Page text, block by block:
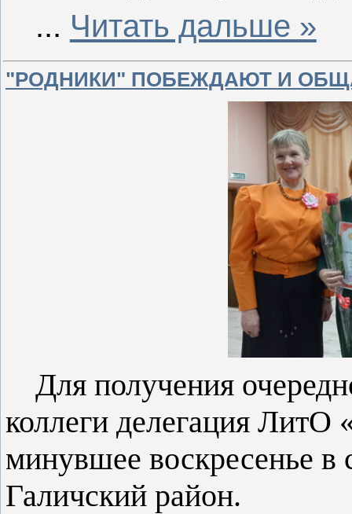
... Читать дальше »
"РОДНИКИ" ПОБЕЖДАЮТ И
Для получения
коллеги делегация ЛитО
минувшее воскресенье
Галичский район.